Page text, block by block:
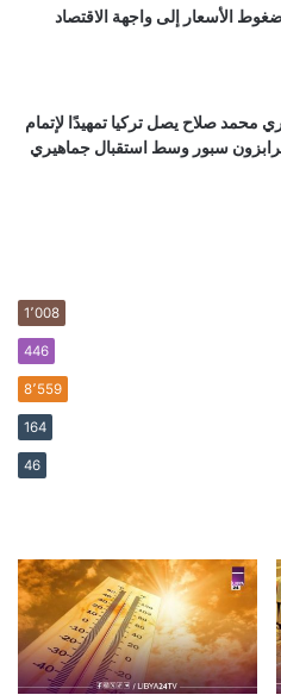
الأسعار إلى واجهة الاقتصاد
محمد صلاح يصل تركيا تمهيدًا لإتمام
سبور وسط استقبال جماهيري
1٬008
446
8٬559
164
46